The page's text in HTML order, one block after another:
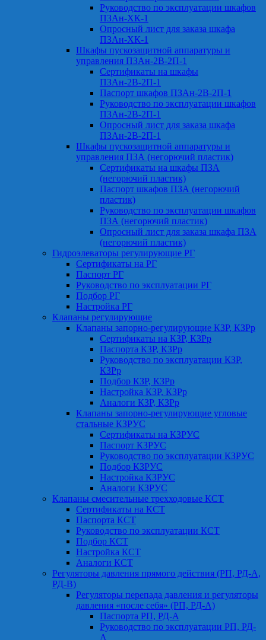
Руководство по эксплуатации шкафов
ПЗАн-ХК-1
Опросный лист для заказа шкафа
ПЗАн-ХК-1
Шкафы пускозащитной аппаратуры и
управления ПЗАн-2В-2П-1
Сертификаты на шкафы
ПЗАн-2В-2П-1
Паспорт шкафов ПЗАн-2В-2П-1
Руководство по эксплуатации шкафов
ПЗАн-2В-2П-1
Опросный лист для заказа шкафа
ПЗАн-2В-2П-1
Шкафы пускозащитной аппаратуры и
управления ПЗА (негорючий пластик)
Сертификаты на шкафы ПЗА
(негорючий пластик)
Паспорт шкафов ПЗА (негорючий
пластик)
Руководство по эксплуатации шкафов
ПЗА (негорючий пластик)
Опросный лист для заказа шкафа ПЗА
(негорючий пластик)
Гидроэлеваторы регулирующие РГ
Сертификаты на РГ
Паспорт РГ
Руководство по эксплуатации РГ
Подбор РГ
Настройка РГ
Клапаны регулирующие
Клапаны запорно-регулирующие КЗР, КЗРр
Сертификаты на КЗР, КЗРр
Паспорта КЗР, КЗРр
Руководство по эксплуатации КЗР,
КЗРр
Подбор КЗР, КЗРр
Настройка КЗР, КЗРр
Аналоги КЗР, КЗРр
Клапаны запорно-регулирующие угловые
стальные КЗРУС
Сертификаты на КЗРУС
Паспорт КЗРУС
Руководство по эксплуатации КЗРУС
Подбор КЗРУС
Настройка КЗРУС
Аналоги КЗРУС
Клапаны смесительные трехходовые КСТ
Сертификаты на КСТ
Паспорта КСТ
Руководство по эксплуатации КСТ
Подбор КСТ
Настройка КСТ
Аналоги КСТ
Регуляторы давления прямого действия (РП, РД-А,
РД-В)
Регуляторы перепада давления и регуляторы
давления «после себя» (РП, РД-А)
Паспорта РП, РД-А
Руководство по эксплуатации РП, РД-
А